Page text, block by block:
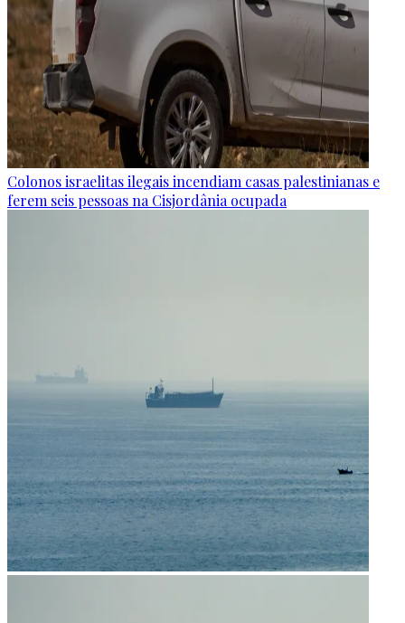
Colonos israelitas ilegais incendiam casas palestinianas e
ferem seis pessoas na Cisjordânia ocupada